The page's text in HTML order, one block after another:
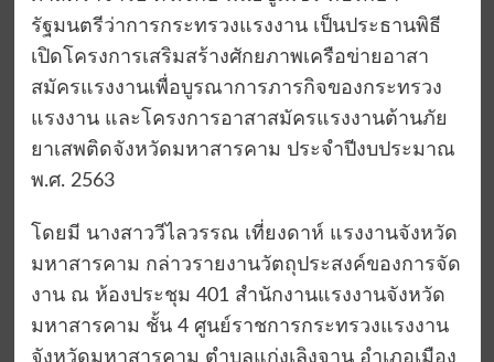
รัฐมนตรีว่าการกระทรวงแรงงาน เป็นประธานพิธี
เปิดโครงการเสริมสร้างศักยภาพเครือข่ายอาสา
สมัครแรงงานเพื่อบูรณาการภารกิจของกระทรวง
แรงงาน และโครงการอาสาสมัครแรงงานต้านภัย
ยาเสพติดจังหวัดมหาสารคาม ประจำปีงบประมาณ
พ.ศ. 2563
โดยมี นางสาววีไลวรรณ เที่ยงดาห์ แรงงานจังหวัด
มหาสารคาม กล่าวรายงานวัตถุประสงค์ของการจัด
งาน ณ ห้องประชุม 401 สำนักงานแรงงานจังหวัด
มหาสารคาม ชั้น 4 ศูนย์ราชการกระทรวงแรงงาน